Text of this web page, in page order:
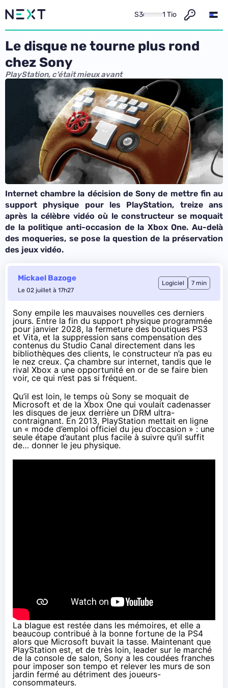
S3 1 Tio
Le disque ne tourne plus rond
chez Sony
PlayStation, c'était mieux avant
Internet chambre la décision de Sony de mettre fin au
support physique pour les PlayStation, treize ans
après la célèbre vidéo où le constructeur se moquait
de la politique anti-occasion de la Xbox One. Au-delà
des moqueries, se pose la question de la préservation
des jeux vidéo.
Mickael Bazoge
Le 02 juillet à 17h27
Logiciel 7 min
Sony empile les mauvaises nouvelles ces derniers
jours. Entre la fin du support physique programmée
pour janvier 2028, la fermeture des boutiques PS3
et Vita, et la suppression sans compensation des
contenus du Studio Canal directement dans les
bibliothèques des clients, le constructeur n’a pas eu
le nez creux. Ça chambre sur internet, tandis que le
rival Xbox a une opportunité en or de se faire bien
voir, ce qui n’est pas si fréquent.
Qu’il est loin, le temps où Sony se moquait de
Microsoft et de la Xbox One qui voulait cadenasser
les disques de jeux derrière un DRM ultra-
contraignant. En 2013, PlayStation mettait en ligne
un « mode d’emploi officiel du jeu d’occasion » : une
seule étape d’autant plus facile à suivre qu’il suffit
de… donner le jeu physique.
La blague est restée dans les mémoires, et elle a
beaucoup contribué à la bonne fortune de la PS4
alors que Microsoft buvait la tasse. Maintenant que
PlayStation est, et de très loin, leader sur le marché
de la console de salon, Sony a les coudées franches
pour imposer son tempo et relever les murs de son
jardin fermé au détriment des joueurs-
consommateurs.